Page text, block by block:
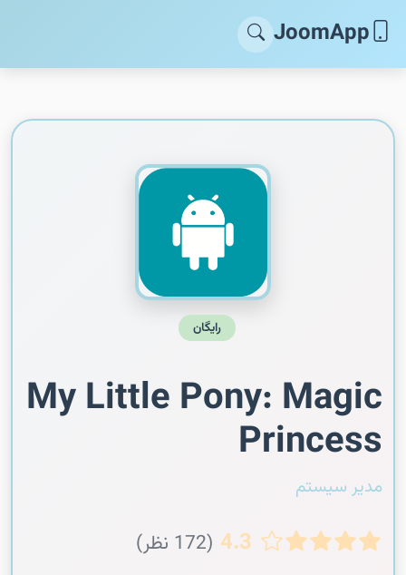
JoomApp
رایگان
My Little Pony: Magic
Princess
مدیر سیستم
4.3 (172 نظر)